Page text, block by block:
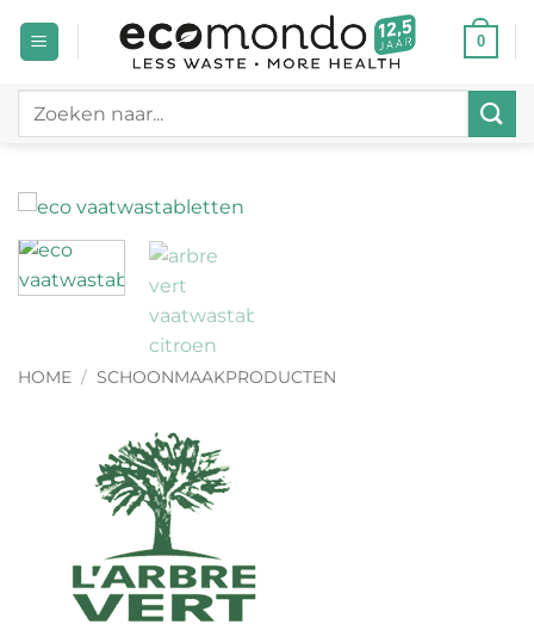
naar
0
Zoeken
HOME / SCHOONMAAKPRODUCTEN